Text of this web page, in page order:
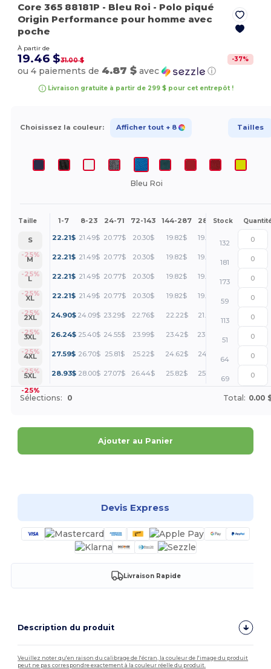
Core 365 88181P - Bleu Roi - Polo piqué
Origin Performance pour homme avec
poche
À partir de
19.46 $31.00 $ -37%
ou 4 paiements de 4.87 $ avec ⓘ
Livraison gratuite à partir de 299 $ pour cet entrepôt !
Choisissez la couleur: Afficher tout + 8 Tailles
Bleu Roi
Taille 1-7 8-23 24-71 72-143 144-287 288 + Plus
Stock
S
-25%
22.21$ 21.49$ 20.77$ 20.30$ 19.82$ 19.46 +
132
M
-25%
22.21$ 21.49$ 20.77$ 20.30$ 19.82$ 19.46
181
L
-25%
22.21$ 21.49$ 20.77$ 20.30$ 19.82$ 19.46 +
173
XL
-25%
22.21$ 21.49$ 20.77$ 20.30$ 19.82$ 19.46
59
2XL
-25%
24.90$ 24.09$ 23.29$ 22.76$ 22.22$ 21.82 +
113
3XL
-25%
26.24$ 25.40$ 24.55$ 23.99$ 23.42$ 23.00
51
4XL
-25%
27.59$ 26.70$ 25.81$ 25.22$ 24.62$ 24.18
64
5XL
-25%
28.93$ 28.00$ 27.07$ 26.44$ 25.82$ 25.36 +
69
Sélections: 0 Total: 0.00
Ajouter au Panier
Devis Express
Livraison Rapide
Description du produit
Veuillez noter qu'en raison du calibrage de l'écran, la couleur de l'image du produit
peut ne pas correspondre exactement à la couleur réelle du produit.